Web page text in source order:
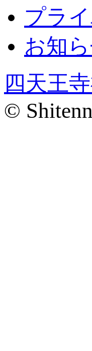
プラ
お知
四天王
©